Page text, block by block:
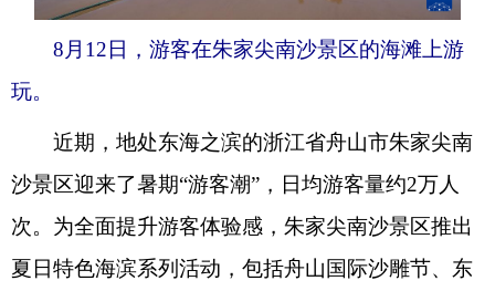
8月12日，游客在朱家尖南沙景区的海滩上游
玩。
近期，地处东海之滨的浙江省舟山市朱家尖南
沙景区迎来了暑期“游客潮”，日均游客量约2万人
次。为全面提升游客体验感，朱家尖南沙景区推出
夏日特色海滨系列活动，包括舟山国际沙雕节、东